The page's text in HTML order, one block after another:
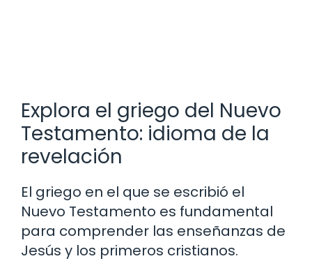
Explora el griego del Nuevo
Testamento: idioma de la
revelación
El griego en el que se escribió el
Nuevo Testamento es fundamental
para comprender las enseñanzas de
Jesús y los primeros cristianos.